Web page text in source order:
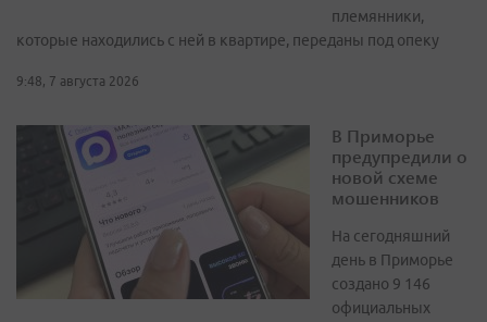
племянники,
которые находились с ней в квартире, переданы под опеку
9:48, 7 августа 2026
В Приморье
предупредили о
новой схеме
мошенников
На сегодняшний
день в Приморье
создано 9 146
официальных